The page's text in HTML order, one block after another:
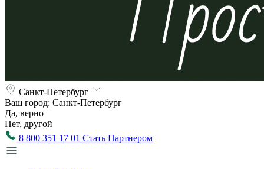
Санкт-Петербург
Ваш город: Санкт-Петербург
Да, верно
Нет, другой
8 800 351 17 01 Стать Партнером